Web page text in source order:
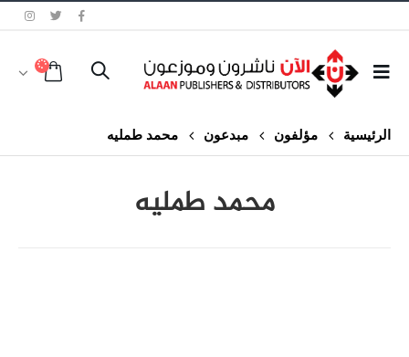
الرئيسية مؤلفون مبدعون محمد طمليه
محمد طمليه